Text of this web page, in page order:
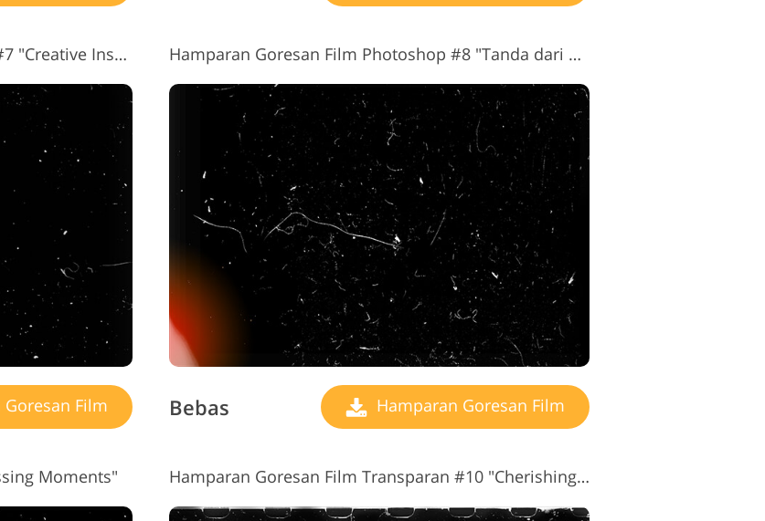
Hamparan Goresan Film Photoshop #7 "Creative Inspiration"
Film
Hamparan Goresan Film Photoshop #8 "Tanda dari Waktu"
Bebas Hamparan Goresan Film
Moments" Hamparan Goresan Film Transparan #10 "Cherishing the Past"